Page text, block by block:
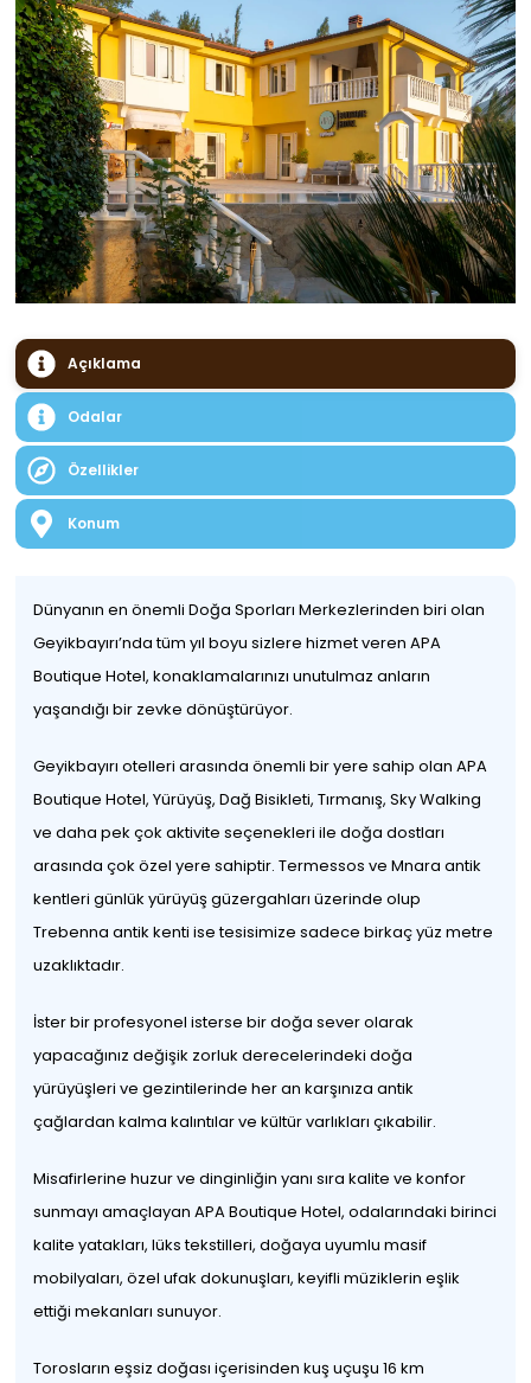
Açıklama
Odalar
Özellikler
Konum
Dünyanın en önemli Doğa Sporları Merkezlerinden biri olan
Geyikbayırı’nda tüm yıl boyu sizlere hizmet veren APA
Boutique Hotel, konaklamalarınızı unutulmaz anların
yaşandığı bir zevke dönüştürüyor.
Geyikbayırı otelleri arasında önemli bir yere sahip olan APA
Boutique Hotel, Yürüyüş, Dağ Bisikleti, Tırmanış, Sky Walking
ve daha pek çok aktivite seçenekleri ile doğa dostları
arasında çok özel yere sahiptir. Termessos ve Mnara antik
kentleri günlük yürüyüş güzergahları üzerinde olup
Trebenna antik kenti ise tesisimize sadece birkaç yüz metre
uzaklıktadır.
İster bir profesyonel isterse bir doğa sever olarak
yapacağınız değişik zorluk derecelerindeki doğa
yürüyüşleri ve gezintilerinde her an karşınıza antik
çağlardan kalma kalıntılar ve kültür varlıkları çıkabilir.
Misafirlerine huzur ve dinginliğin yanı sıra kalite ve konfor
sunmayı amaçlayan APA Boutique Hotel, odalarındaki birinci
kalite yatakları, lüks tekstilleri, doğaya uyumlu masif
mobilyaları, özel ufak dokunuşları, keyifli müziklerin eşlik
ettiği mekanları sunuyor.
Torosların eşsiz doğası içerisinden kuş uçuşu 16 km